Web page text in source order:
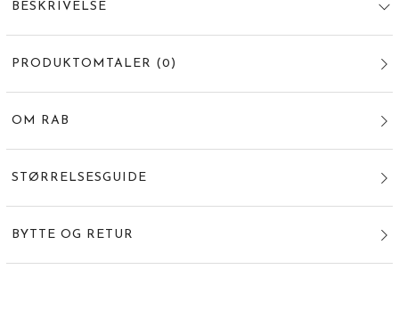
BESKRIVELSE
PRODUKTOMTALER (0 )
OM RAB
STØRRELSESGUIDE
BYTTE OG RETUR